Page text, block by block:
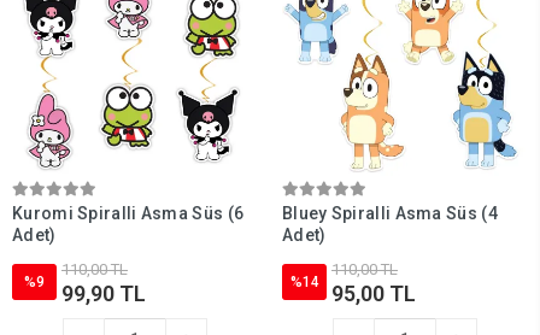
Kuromi Spiralli Asma Süs (6
Adet)
%9
110,00 TL
99,90 TL
Bluey Spiralli Asma Süs (4
Adet)
%14
110,00 TL
95,00 TL